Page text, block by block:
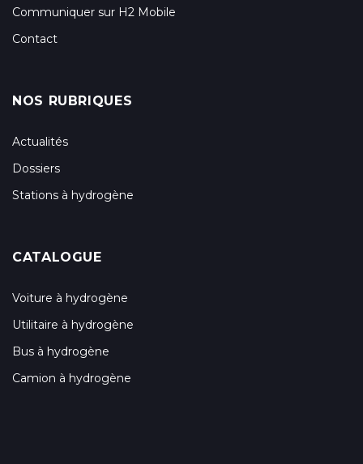
Communiquer sur H2 Mobile
Contact
NOS RUBRIQUES
Actualités
Dossiers
Stations à hydrogène
CATALOGUE
Voiture à hydrogène
Utilitaire à hydrogène
Bus à hydrogène
Camion à hydrogène